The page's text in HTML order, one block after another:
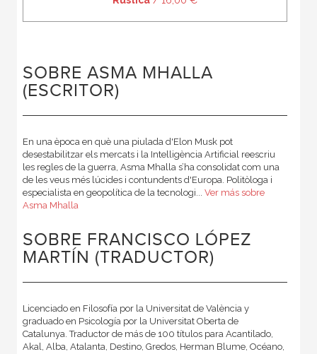
SOBRE ASMA MHALLA
(ESCRITOR)
En una època en què una piulada d'Elon Musk pot
desestabilitzar els mercats i la Intelligència Artificial reescriu
les regles de la guerra, Asma Mhalla s’ha consolidat com una
de les veus més lúcides i contundents d'Europa. Politòloga i
especialista en geopolítica de la tecnologi... Ver más sobre
Asma Mhalla
SOBRE FRANCISCO LÓPEZ
MARTÍN (TRADUCTOR)
Licenciado en Filosofía por la Universitat de València y
graduado en Psicología por la Universitat Oberta de
Catalunya. Traductor de más de 100 títulos para Acantilado,
Akal, Alba, Atalanta, Destino, Gredos, Herman Blume, Océano,